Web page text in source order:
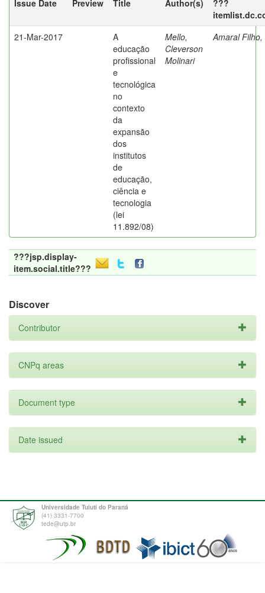
Issue Date Preview Title Author(s)
???
21-Mar-2017
A
educação
profissional
e
tecnológica
no
contexto
da
expansão
dos
institutos
de
educação,
ciência e
tecnologia
(lei
11.892/08)
Mello,
Cleverson
Molinari
Amaral
???jsp.display-
item.social.title???
Discover
Contributor
CNPq areas
Document type
Date issued
Universidade Tuiuti do Paraná
(41) 3331-7700
tede@utp.br